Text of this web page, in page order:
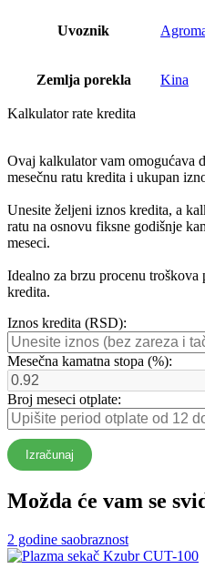
Uvoznik
Zemlja porekla Kina
Kalkulator rate kredita
Ovaj kalkulator vam omogućava
mesečnu ratu kredita i ukupan
Unesite željeni iznos kredita, a
ratu na osnovu fiksne godišnje
meseci.
Idealno za brzu procenu
kredita.
Iznos kredita (RSD):
Mesečna kamatna stopa (%):
Broj meseci otplate:
Izračunaj
Možda će vam se
2 godine saobraznost